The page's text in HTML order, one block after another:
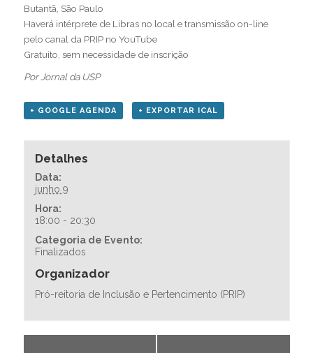
Butantã, São Paulo
Haverá intérprete de Libras no local e transmissão on-line
pelo canal da PRIP no YouTube
Gratuito, sem necessidade de inscrição
Por Jornal da USP
+ GOOGLE AGENDA + EXPORTAR ICAL
Detalhes
Data:
junho 9
Hora:
18:00 - 20:30
Categoria de Evento:
Finalizados
Organizador
Pró-reitoria de Inclusão e Pertencimento (PRIP)